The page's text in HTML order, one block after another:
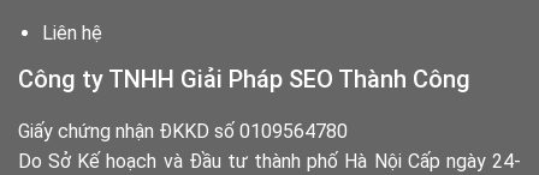
Liên hệ
Công ty TNHH Giải Pháp SEO Thành Công
Giấy chứng nhận ĐKKD số 0109564780
Do Sở Kế hoạch và Đầu tư thành phố Hà Nội Cấp ngày 24-